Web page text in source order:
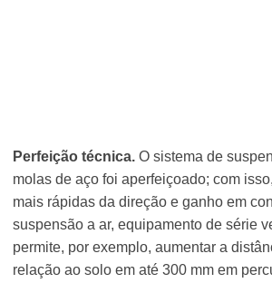
Perfeição técnica. O sistema de
molas de aço foi aperfeiçoado; com
mais rápidas da direção e ganho em
suspensão a ar, equipamento de série
permite, por exemplo, aumentar a
relação ao solo em até 300 mm em